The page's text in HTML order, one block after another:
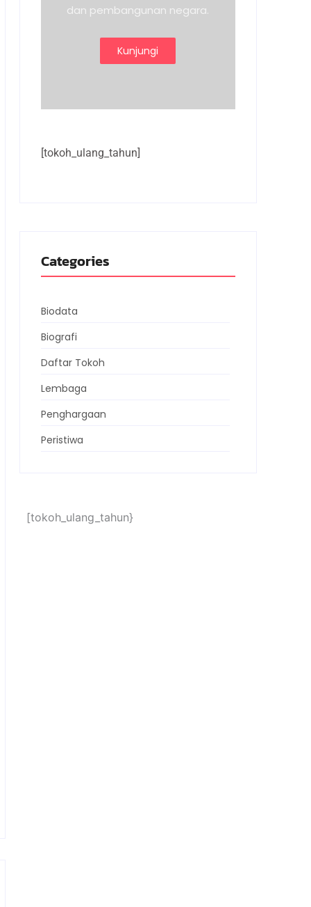
dan pembangunan negara.
Kunjungi
[tokoh_ulang_tahun]
Categories
Biodata
Biografi
Daftar Tokoh
Lembaga
Penghargaan
Peristiwa
[tokoh_ulang_tahun}